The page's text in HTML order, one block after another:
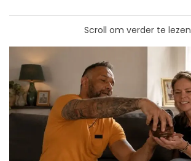
Scroll om verder te lezen